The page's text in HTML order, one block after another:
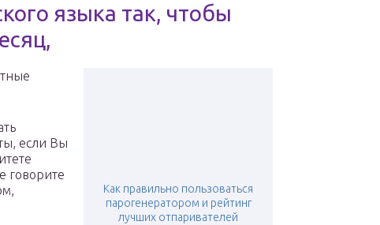
языка так, чтобы
Как правильно пользоваться
парогенератором и рейтинг
лучших отпаривателей
если Вы
говорите